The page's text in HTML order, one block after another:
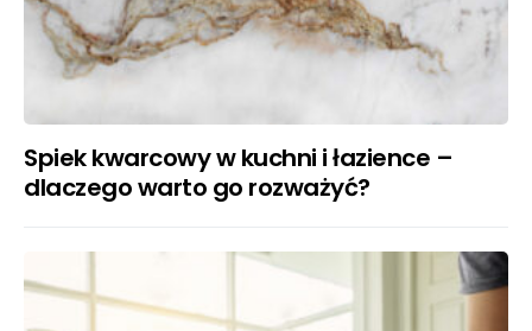
Spiek kwarcowy w kuchni i łazience –
dlaczego warto go rozważyć?